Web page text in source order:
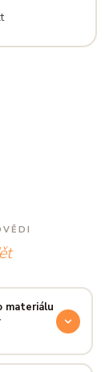
materiálu
ze směsi80 %